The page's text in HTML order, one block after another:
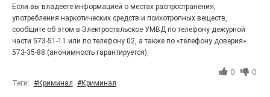
Железная воля к победе
25.07.2026 0
«Беги, как будто её муж вернулся!» Такого в
Электростали ещё не было на плакатах болельщиков.
Если вы владеете информацией о местах распространения,
употребления наркотических средств и психотропных веществ,
сообщите об этом в Электростальское УМВД по телефону дежурной
части 573-51-11 или по телефону 02, а также по «телефону доверия»
573-35-88 (анонимность гарантируется).
0 0
Теги: #Криминал #Криминал